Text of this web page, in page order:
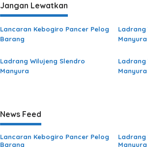
Jangan Lewatkan
Lancaran Kebogiro Pancer Pelog
Barang
Ladrang
Manyura
Ladrang Wilujeng Slendro
Manyura
Ladrang
Manyura
News Feed
Lancaran Kebogiro Pancer Pelog
Barang
Ladrang
Manyura